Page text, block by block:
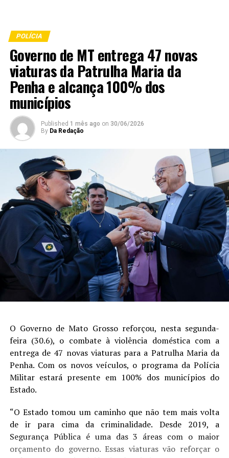
POLÍCIA
Governo de MT entrega 47 novas
viaturas da Patrulha Maria da
Penha e alcança 100% dos
municípios
Published 1 mês ago on 30/06/2026
By Da Redação
O Governo de Mato Grosso reforçou, nesta segunda-
feira (30.6), o combate à violência doméstica com a
entrega de 47 novas viaturas para a Patrulha Maria da
Penha. Com os novos veículos, o programa da Polícia
Militar estará presente em 100% dos municípios do
Estado.
“O Estado tomou um caminho que não tem mais volta
de ir para cima da criminalidade. Desde 2019, a
Segurança Pública é uma das 3 áreas com o maior
orçamento do governo. Essas viaturas vão reforçar o